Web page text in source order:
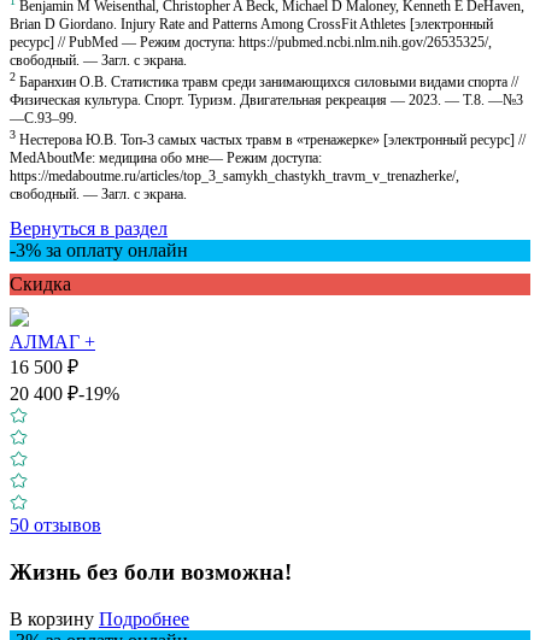
Benjamin M Weisenthal, Christopher A Beck, Michael D Maloney, Kenneth E DeHaven,
Brian D Giordano. Injury Rate and Patterns Among CrossFit Athletes [электронный
ресурс] // PubMed — Режим доступа: https://pubmed.ncbi.nlm.nih.gov/26535325/,
свободный. — Загл. с экрана.
2 Баранхин О.В. Статистика травм среди занимающихся силовыми видами спорта //
Физическая культура. Спорт. Туризм. Двигательная рекреация — 2023. — Т.8. —№3
—С.93–99.
3 Нестерова Ю.В. Топ-3 самых частых травм в «тренажерке» [электронный ресурс] //
MedAboutMe: медицина обо мне— Режим доступа:
https://medaboutme.ru/articles/top_3_samykh_chastykh_travm_v_trenazherke/,
свободный. — Загл. с экрана.
Вернуться в раздел
-3% за оплату онлайн
Скидкa
АЛМАГ +
16 500 ₽
20 400 ₽-19%
50 отзывов
Жизнь без боли возможна!
В корзину Подробнее